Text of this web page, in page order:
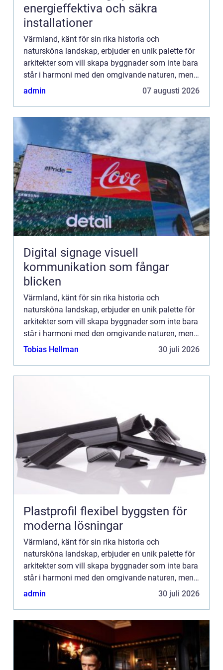
energieffektiva och säkra
installationer
Värmland, känt för sin rika historia och
natursköna landskap, erbjuder en unik palette för
arkitekter som vill skapa byggnader som inte bara
står i harmoni med den omgivande naturen, men
också uppfyller dagens kra...
admin 07 augusti 2026
Digital signage visuell
kommunikation som fångar
blicken
Värmland, känt för sin rika historia och
natursköna landskap, erbjuder en unik palette för
arkitekter som vill skapa byggnader som inte bara
står i harmoni med den omgivande naturen, men
också uppfyller dagens kra...
Tobias Hellman 30 juli 2026
Plastprofil flexibel byggsten för
moderna lösningar
Värmland, känt för sin rika historia och
natursköna landskap, erbjuder en unik palette för
arkitekter som vill skapa byggnader som inte bara
står i harmoni med den omgivande naturen, men
också uppfyller dagens kra...
admin 30 juli 2026